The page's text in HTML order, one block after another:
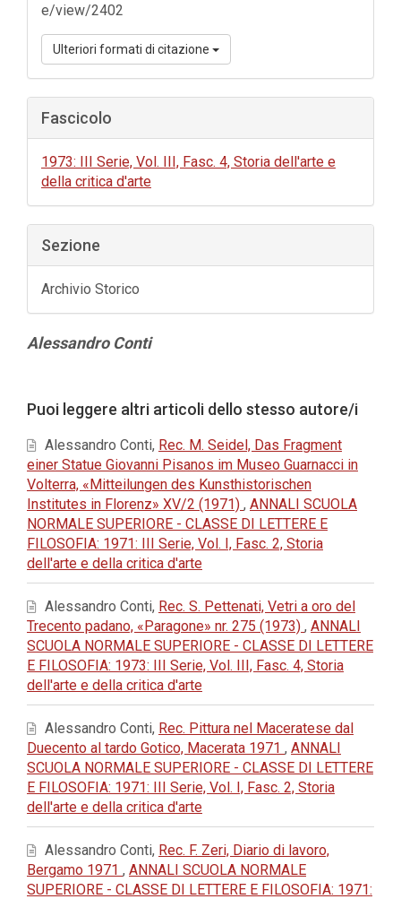
e/view/2402
Ulteriori formati di citazione
Fascicolo
1973: III Serie, Vol. III, Fasc. 4, Storia dell'arte e
della critica d'arte
Sezione
Archivio Storico
Contenuto
Alessandro Conti
dell'articolo
Puoi leggere altri articoli dello stesso autore/i
Alessandro Conti, Rec. M. Seidel, Das Fragment
einer Statue Giovanni Pisanos im Museo Guarnacci in
Volterra, «Mitteilungen des Kunsthistorischen
Institutes in Florenz» XV/2 (1971) , ANNALI SCUOLA
NORMALE SUPERIORE - CLASSE DI LETTERE E
FILOSOFIA: 1971: III Serie, Vol. I, Fasc. 2, Storia
dell'arte e della critica d'arte
Alessandro Conti, Rec. S. Pettenati, Vetri a oro del
Trecento padano, «Paragone» nr. 275 (1973) , ANNALI
SCUOLA NORMALE SUPERIORE - CLASSE DI LETTERE
E FILOSOFIA: 1973: III Serie, Vol. III, Fasc. 4, Storia
dell'arte e della critica d'arte
Alessandro Conti, Rec. Pittura nel Maceratese dal
Duecento al tardo Gotico, Macerata 1971 , ANNALI
SCUOLA NORMALE SUPERIORE - CLASSE DI LETTERE
E FILOSOFIA: 1971: III Serie, Vol. I, Fasc. 2, Storia
dell'arte e della critica d'arte
Alessandro Conti, Rec. F. Zeri, Diario di lavoro,
Bergamo 1971 , ANNALI SCUOLA NORMALE
SUPERIORE - CLASSE DI LETTERE E FILOSOFIA: 1971: